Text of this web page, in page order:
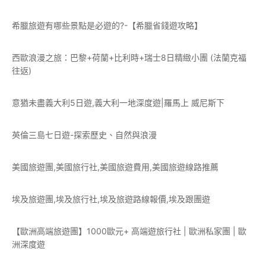
希臘旅遊有哪些景點是必遊的?-【希臘省錢遊攻略】
西歐浪漫之旅：巴黎+荷蘭+比利時+瑞士8日精緻小團 (法蘭克福
往返)
意猶未盡義大利5日遊,義大利一地深度遊|羅馬上 威尼斯下
英倫三島七日遊-探索歷史、自然與浪漫
美國旅遊團,美國旅行社,美國旅遊費用,美國旅遊線路推薦
埃及旅遊團,埃及旅行社,埃及旅遊路線報價,埃及跟團遊
【歐洲高端旅遊團】1000歐元+ 高端遊旅行社 | 歐洲私家團 | 歐
洲深度遊